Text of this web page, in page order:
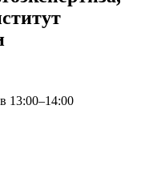
13:00–14:00